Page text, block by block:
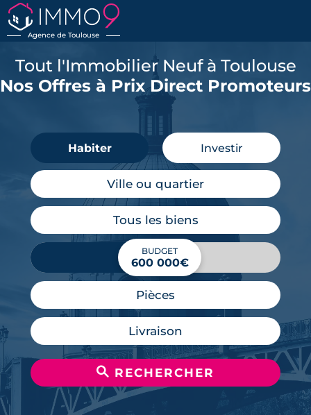
Agence de Toulouse
Tout l'Immobilier Neuf à Toulouse
Nos Offres à Prix Direct Promoteurs
Habiter Investir
Ville ou quartier
Tous les biens
BUDGET
600 000€
Pièces
Livraison
🔍 RECHERCHER